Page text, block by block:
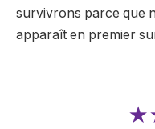
survivrons parce que
apparaît en premier